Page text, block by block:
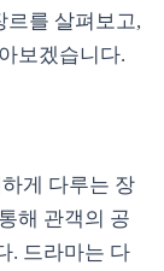
르를 살펴보고,
보겠습니다.
게 다루는 장
해 관객의 공
. 드라마는 다